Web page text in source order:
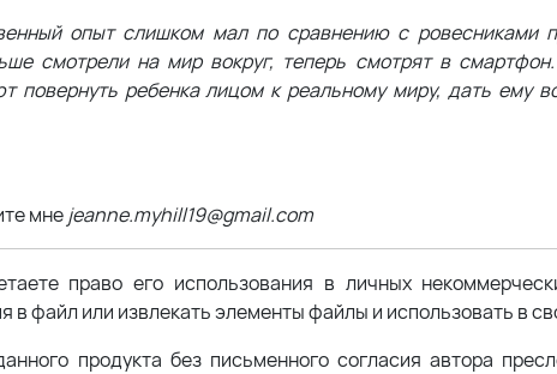
опыт слишком мал по сравнению с ровесниками
смотрели на мир вокруг, теперь смотрят в
повернуть ребенка лицом к реальному миру, дать ему
мнеjeanne.myhill19@gmail.com
право его использования в личных
файл или извлекать элементы файлы и использовать в
продукта без письменного согласия автора